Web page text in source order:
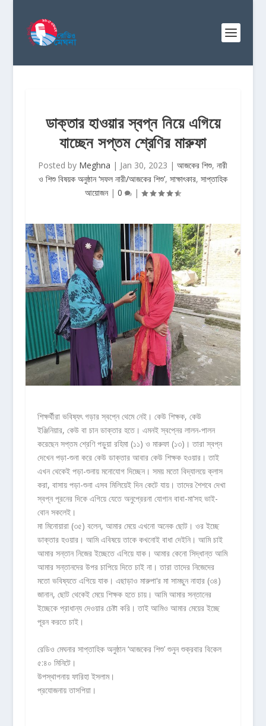
ডাক্তার হাওয়ার স্বপ্ন নিয়ে এগিয়ে
যাচ্ছেন সপ্তম শ্রেণির মারুফা
Posted by Meghna | Jan 30, 2023 |আজকের শিশু,নারী
ও শিশু বিষয়ক অনুষ্ঠান ‘সফল নারী/আজকের শিশু’, সাক্ষাৎকার, সাপ্তাহিক
আয়োজন|0 |
শিক্ষর্থীরা ভবিষ্যৎ গড়ার স্বপ্নে থেমে নেই। কেউ শিক্ষক, কেউ
ইঞ্জিনিয়ার, কেউ বা চান ডাক্তার হতে। এমনই স্বপ্নের লালন-পালন
করেছেন সপ্তম শ্রেণি পড়ুয়া রহিমা (১১) ও মারুফা (১৩)। তারা স্বপ্ন
দেখেন পড়া-শুনা করে কেউ ডাক্তার আবার কেউ শিক্ষক হওয়ার। তাই
এখন থেকেই পড়া-শুনায় মনোযোগ দিচ্ছেন। সময় মতো বিদ্যালয়ে ক্লাস
করা, বাসায় পড়া-শুনা এসব মিলিয়েই দিন কেটে যায়। তাদের শৈশবে দেখা
স্বপ্ন পূরনের দিকে এগিয়ে যেতে অনুপ্রেরনা যোগান বাবা-মা‘সহ ভাই-
বোন সকলেই।
মা মিনোয়ারা (৩৫) বলেন, আমার মেয়ে এখনো অনেক ছোট। ওর ইচ্ছে
ডাক্তার হওয়ার। আমি এবিষয়ে তাকে কখনোই বাধা দেইনি। আমি চাই
আমার সন্তান নিজের ইচ্ছেতে এগিয়ে যাক। আমার কেনো সিদ্ধান্ত আমি
আমার সন্তানদের উপর চাপিয়ে দিতে চাই না। তারা তাদের নিজেদের
মতো ভবিষ্যতে এগিয়ে যাক। এছাড়াও মারুপা‘র মা সামছুন নাহার (৩৪)
জানান, ছোট থেকেই মেয়ে শিক্ষক হতে চায়। আমি আমার সন্তানের
ইচ্ছেকে প্রাধান্য দেওয়ার চেষ্টা করি। তাই আমিও আমার মেয়ের ইচ্ছে
পূরন করতে চাই।
রেডিও মেঘনার সাপ্তাহিক অনুষ্ঠান ‘আজকের শিশু’ শুনুন শুক্রবার বিকেল
৫:৪০ মিনিটে।
উপস্থাপনায় ফারিহা ইসলাম।
প্রযোজনায় তাসপিয়া।